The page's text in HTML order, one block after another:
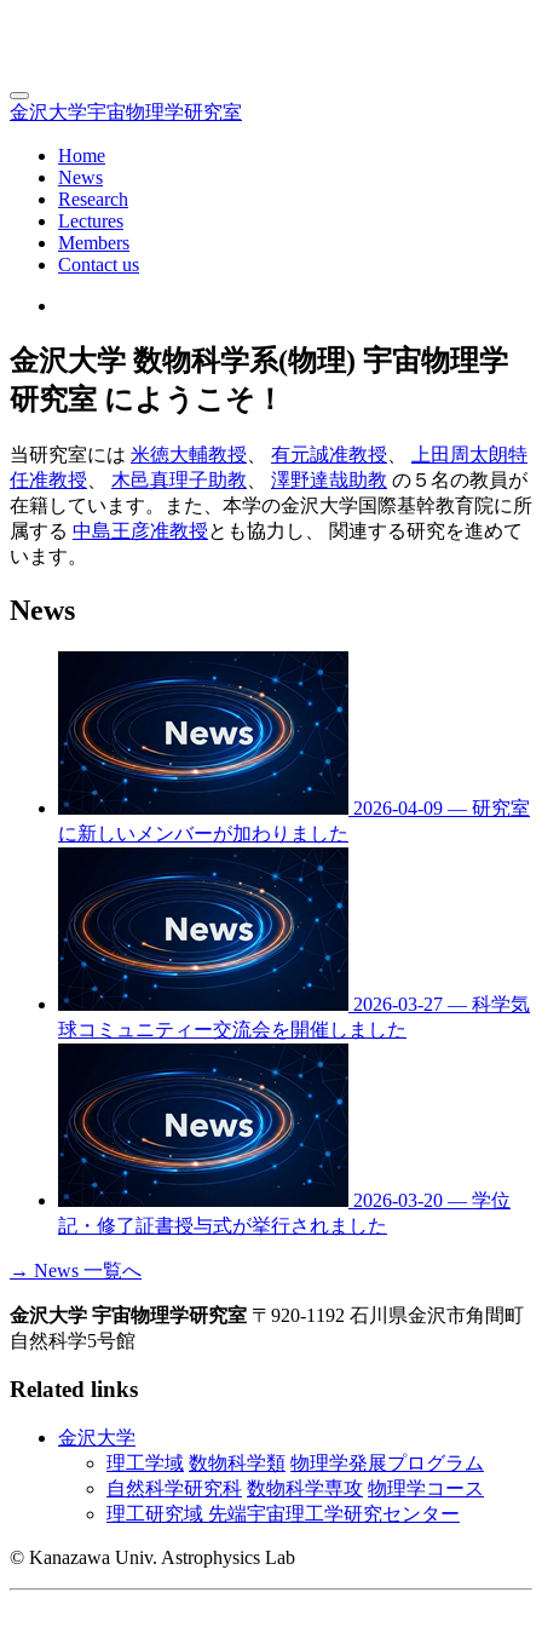
金沢大学宇宙物理学研究室
Home
News
Research
Lectures
Members
Contact us
金沢大学 数物科学系(物理) 宇宙物理学
研究室 にようこそ！
当研究室には 米徳大輔教授 有元誠准教授
上田周太朗特
任准教授
木邑真理子助教 澤野達哉助教 の５名の教員が
在籍しています。また、本学の金沢大学国際基幹教育院に所
属する 中島王彦准教授とも協力し、 関連する研究を進めて
います。
News
2026-04-09 — 研究室
に新しいメンバーが加わりました
2026-03-27 — 科学気
球コミュニティー交流会を開催しました
2026-03-20 — 学位
記・修了証書授与式が挙行されました
→ News 一覧へ
金沢大学 宇宙物理学研究室 〒920-1192 石川県金沢市角間町
自然科学5号館
Related links
金沢大学
理工学域 数物科学類 物理学発展プログラム
自然科学研究科 数物科学専攻 物理学コース
理工研究域 先端宇宙理工学研究センター
© Kanazawa Univ. Astrophysics Lab